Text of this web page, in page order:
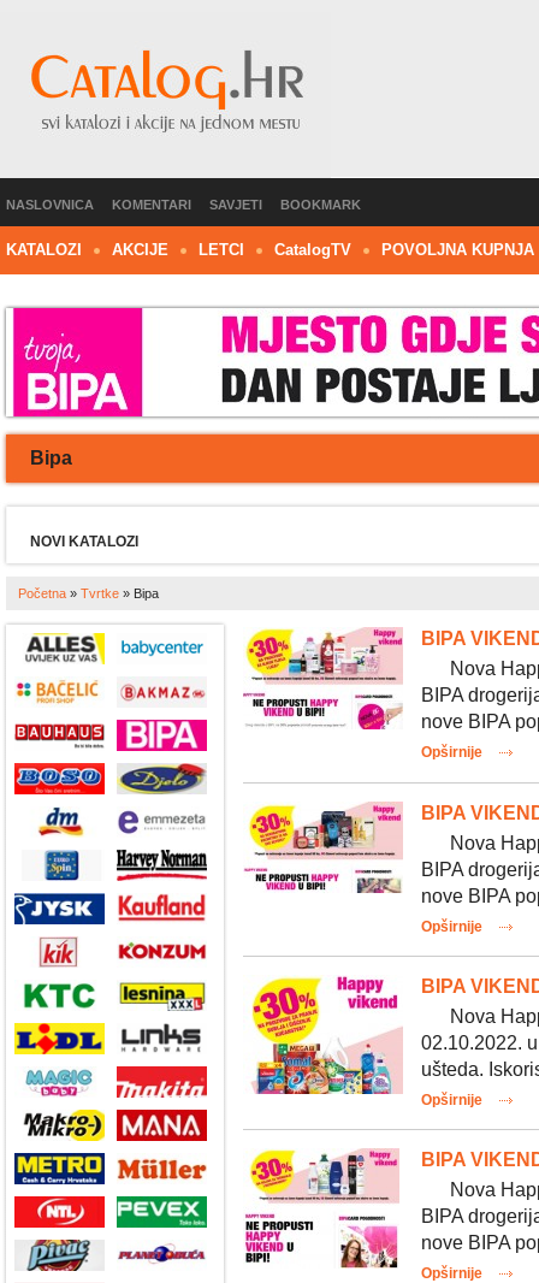
NASLOVNICA KOMENTARI SAVJETI BOOKMARK
KATALOZI AKCIJE LETCI CatalogTV POVOLJNA KUPNJA
Bipa
NOVI KATALOZI
Početna » Tvrtke » Bipa
BIPA
Nova
BIPA
nove BIPA
Opširnije
BIPA
Nova
BIPA
nove BIPA
Opširnije
BIPA
Nova
02.10.2022.
ušteda.
Opširnije
BIPA
Nova
BIPA
nove BIPA
Opširnije